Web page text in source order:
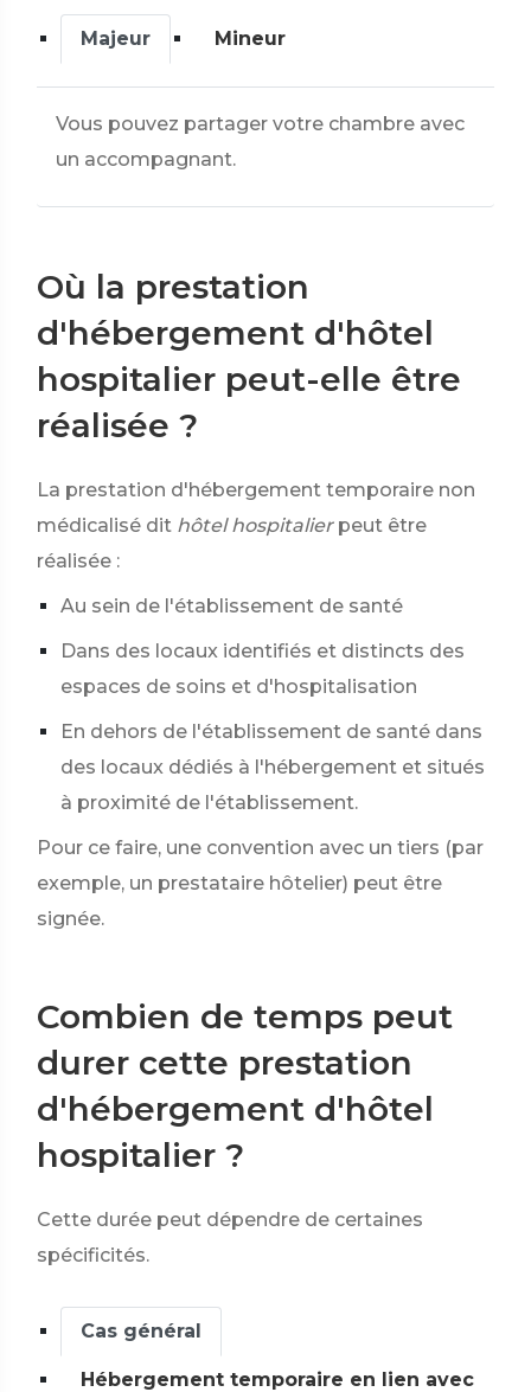
Majeur Mineur
Vous pouvez partager votre chambre avec
un accompagnant.
Où la prestation
d'hébergement d'hôtel
hospitalier peut-elle être
réalisée ?
La prestation d'hébergement temporaire non
médicalisé dit hôtel hospitalier peut être
réalisée :
Au sein de l'établissement de santé
Dans des locaux identifiés et distincts des
espaces de soins et d'hospitalisation
En dehors de l'établissement de santé dans
des locaux dédiés à l'hébergement et situés
à proximité de l'établissement.
Pour ce faire, une convention avec un tiers (par
exemple, un prestataire hôtelier) peut être
signée.
Combien de temps peut
durer cette prestation
d'hébergement d'hôtel
hospitalier ?
Cette durée peut dépendre de certaines
spécificités.
Cas général
Hébergement temporaire en lien avec